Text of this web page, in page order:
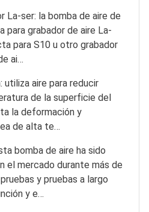
La-ser: la bomba de aire de
para grabador de aire La-
para S10 u otro grabador
ai…
utiliza aire para reducir
de la superficie del
la deformación y
de alta te…
bomba de aire ha sido
el mercado durante más de
y pruebas a largo
y e…